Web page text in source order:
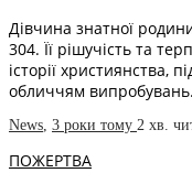
Дівчина знатної
304. Її рішучість та
історії християнства,
обличчям
News, 3 роки тому 2 хв.
ПОЖЕРТВА